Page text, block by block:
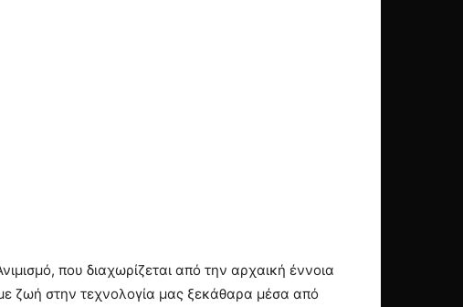
που διαχωρίζεται από την αρχαική έννοια
ζωή στην τεχνολογία μας ξεκάθαρα μέσα από